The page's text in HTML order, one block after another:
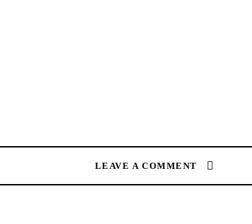
LEAVE A COMMENT